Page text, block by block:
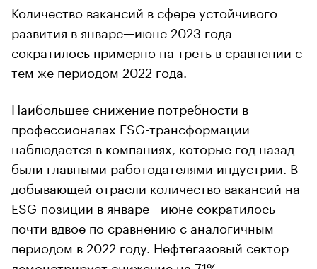
00:00 / 00:00
Количество вакансий в сфере устойчивого
развития в январе—июне 2023 года
сократилось примерно на треть в сравнении с
тем же периодом 2022 года.
Наибольшее снижение потребности в
профессионалах ESG-трансформации
наблюдается в компаниях, которые год назад
были главными работодателями индустрии. В
добывающей отрасли количество вакансий на
ESG-позиции в январе—июне сократилось
почти вдвое по сравнению с аналогичным
периодом в 2022 году. Нефтегазовый сектор